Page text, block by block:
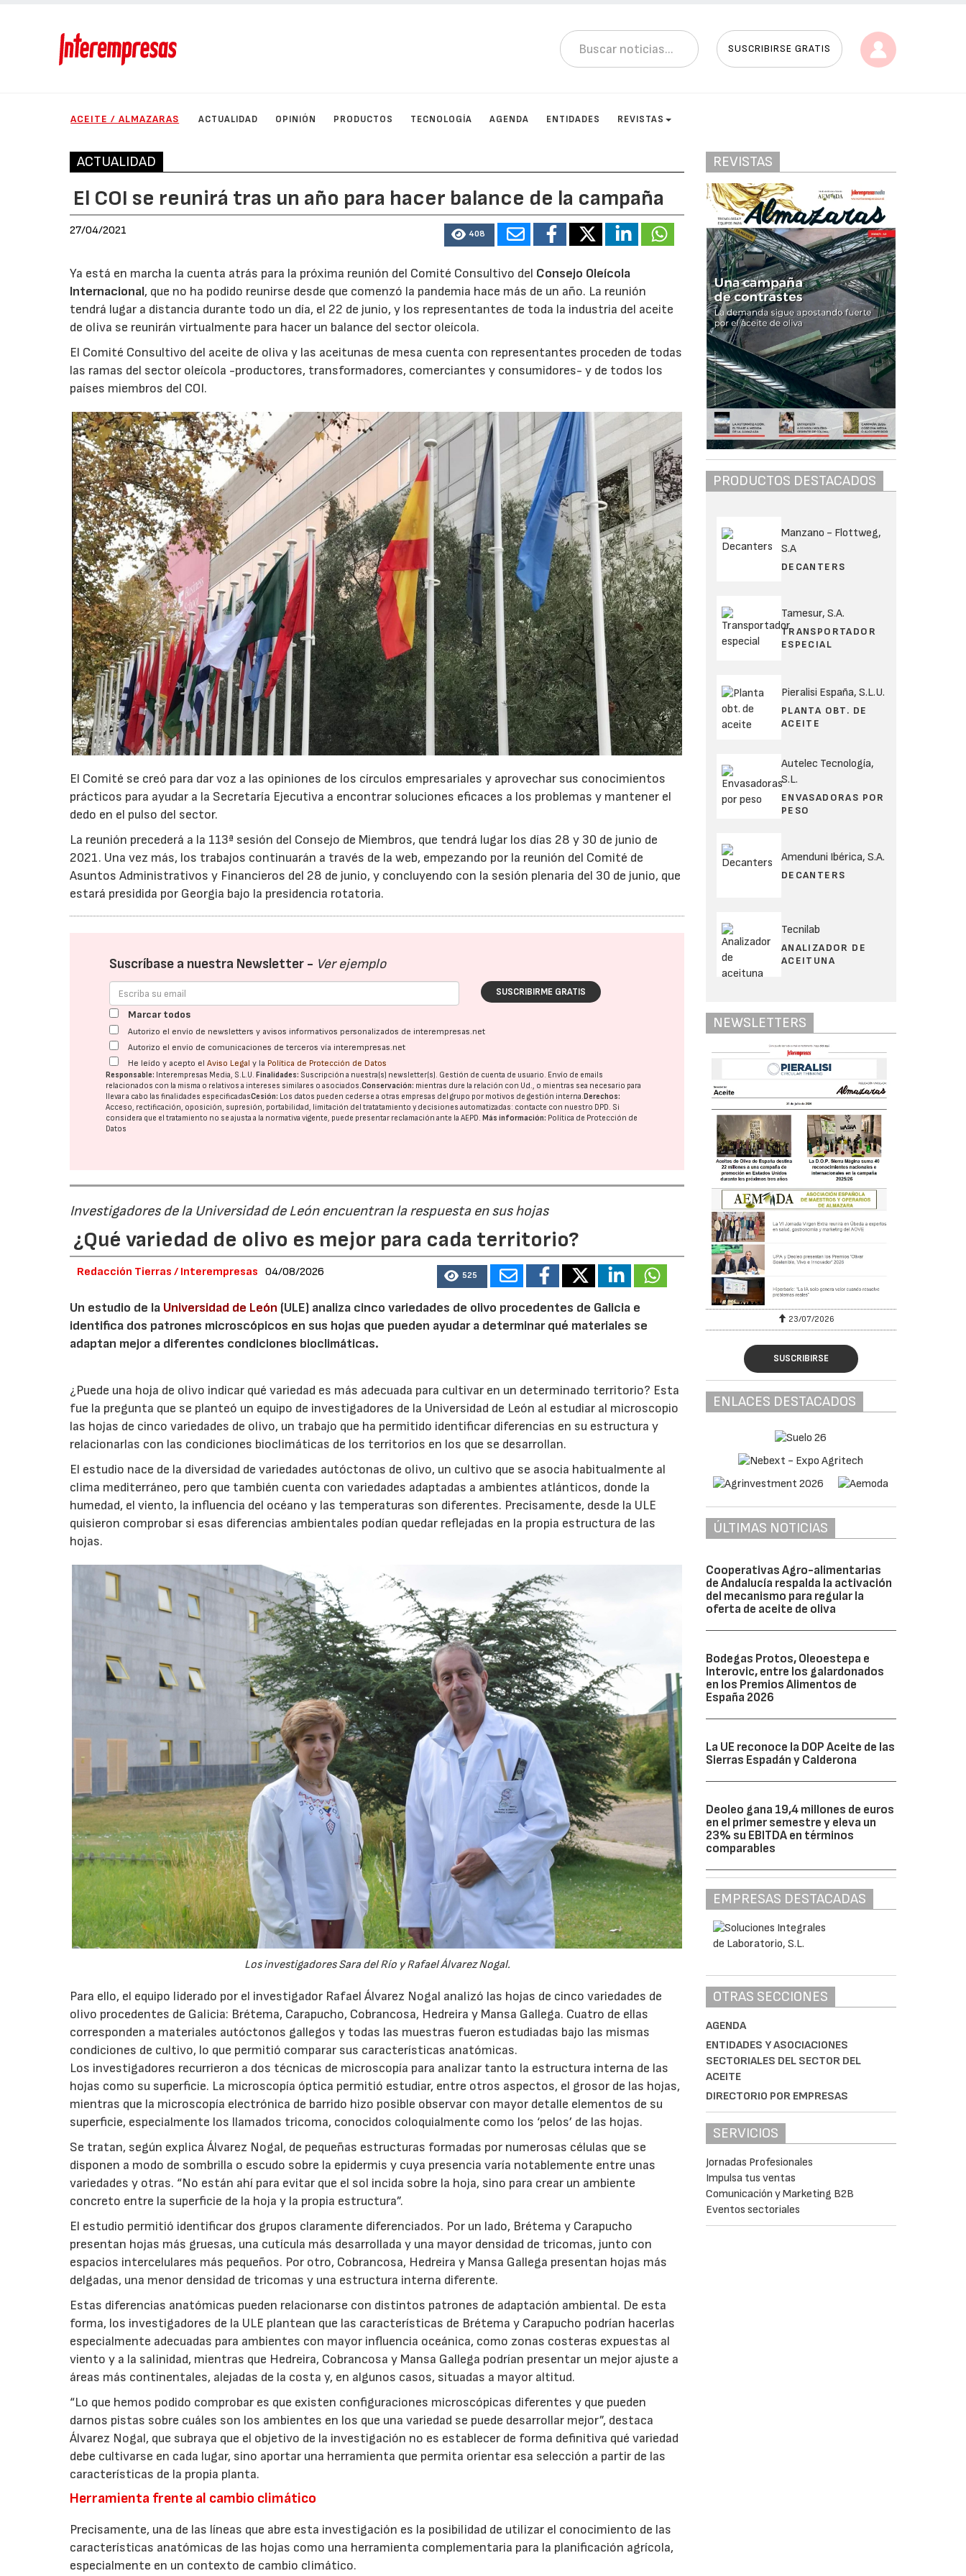
SUSCRIBIRSE GRATIS
ACEITE / ALMAZARAS ACTUALIDAD OPINIÓN PRODUCTOS TECNOLOGÍA AGENDA ENTIDADES REVISTAS
ACTUALIDAD
El COI se reunirá tras un año para hacer balance de la campaña
27/04/2021 408
Ya está en marcha la cuenta atrás para la próxima reunión del Comité Consultivo del Consejo Oleícola
Internacional, que no ha podido reunirse desde que comenzó la pandemia hace más de un año. La reunión
tendrá lugar a distancia durante todo un día, el 22 de junio, y los representantes de toda la industria del aceite
de oliva se reunirán virtualmente para hacer un balance del sector oleícola.
El Comité Consultivo del aceite de oliva y las aceitunas de mesa cuenta con representantes proceden de todas
las ramas del sector oleícola -productores, transformadores, comerciantes y consumidores- y de todos los
países miembros del COI.
El Comité se creó para dar voz a las opiniones de los círculos empresariales y aprovechar sus conocimientos
prácticos para ayudar a la Secretaría Ejecutiva a encontrar soluciones eficaces a los problemas y mantener el
dedo en el pulso del sector.
La reunión precederá a la 113ª sesión del Consejo de Miembros, que tendrá lugar los días 28 y 30 de junio de
2021. Una vez más, los trabajos continuarán a través de la web, empezando por la reunión del Comité de
Asuntos Administrativos y Financieros del 28 de junio, y concluyendo con la sesión plenaria del 30 de junio, que
estará presidida por Georgia bajo la presidencia rotatoria.
Suscríbase a nuestra Newsletter - Ver ejemplo
SUSCRIBIRME GRATIS
Marcar todos
Autorizo el envío de newsletters y avisos informativos personalizados de interempresas.net
Autorizo el envío de comunicaciones de terceros vía interempresas.net
He leído y acepto elAviso Legal y la Política de Protección de Datos
Responsable: Interempresas Media, S.L.U. Finalidades: Suscripción a nuestra(s) newsletter(s). Gestión de cuenta de usuario. Envío de emails
relacionados con la misma o relativos a intereses similares o asociados.Conservación: mientras dure la relación con Ud., o mientras sea necesario para
llevar a cabo las finalidades especificadasCesión: Los datos pueden cederse a otras empresas del grupo por motivos de gestión interna. Derechos:
Acceso, rectificación, oposición, supresión, portabilidad, limitación del tratatamiento y decisiones automatizadas: contacte con nuestro DPD. Si
considera que el tratamiento no se ajusta a la normativa vigente, puede presentar reclamación ante laAEPD. Más información: Política de Protección de
Datos
Investigadores de la Universidad de León encuentran la respuesta en sus hojas
¿Qué variedad de olivo es mejor para cada territorio?
Redacción Tierras / Interempresas 04/08/2026 525
Un estudio de la Universidad de León (ULE) analiza cinco variedades de olivo procedentes de Galicia e
identifica dos patrones microscópicos en sus hojas que pueden ayudar a determinar qué materiales se
adaptan mejor a diferentes condiciones bioclimáticas.
¿Puede una hoja de olivo indicar qué variedad es más adecuada para cultivar en un determinado territorio? Esta
fue la pregunta que se planteó un equipo de investigadores de la Universidad de León al estudiar al microscopio
las hojas de cinco variedades de olivo, un trabajo que ha permitido identificar diferencias en su estructura y
relacionarlas con las condiciones bioclimáticas de los territorios en los que se desarrollan.
El estudio nace de la diversidad de variedades autóctonas de olivo, un cultivo que se asocia habitualmente al
clima mediterráneo, pero que también cuenta con variedades adaptadas a ambientes atlánticos, donde la
humedad, el viento, la influencia del océano y las temperaturas son diferentes. Precisamente, desde la ULE
quisieron comprobar si esas diferencias ambientales podían quedar reflejadas en la propia estructura de las
hojas.
Los investigadores Sara del Río y Rafael Álvarez Nogal.
Para ello, el equipo liderado por el investigador Rafael Álvarez Nogal analizó las hojas de cinco variedades de
olivo procedentes de Galicia: Brétema, Carapucho, Cobrancosa, Hedreira y Mansa Gallega. Cuatro de ellas
corresponden a materiales autóctonos gallegos y todas las muestras fueron estudiadas bajo las mismas
condiciones de cultivo, lo que permitió comparar sus características anatómicas.
Los investigadores recurrieron a dos técnicas de microscopía para analizar tanto la estructura interna de las
hojas como su superficie. La microscopía óptica permitió estudiar, entre otros aspectos, el grosor de las hojas,
mientras que la microscopía electrónica de barrido hizo posible observar con mayor detalle elementos de su
superficie, especialmente los llamados tricoma, conocidos coloquialmente como los ‘pelos’ de las hojas.
Se tratan, según explica Álvarez Nogal, de pequeñas estructuras formadas por numerosas células que se
disponen a modo de sombrilla o escudo sobre la epidermis y cuya presencia varía notablemente entre unas
variedades y otras. “No están ahí para evitar que el sol incida sobre la hoja, sino para crear un ambiente
concreto entre la superficie de la hoja y la propia estructura”.
El estudio permitió identificar dos grupos claramente diferenciados. Por un lado, Brétema y Carapucho
presentan hojas más gruesas, una cutícula más desarrollada y una mayor densidad de tricomas, junto con
espacios intercelulares más pequeños. Por otro, Cobrancosa, Hedreira y Mansa Gallega presentan hojas más
delgadas, una menor densidad de tricomas y una estructura interna diferente.
Estas diferencias anatómicas pueden relacionarse con distintos patrones de adaptación ambiental. De esta
forma, los investigadores de la ULE plantean que las características de Brétema y Carapucho podrían hacerlas
especialmente adecuadas para ambientes con mayor influencia oceánica, como zonas costeras expuestas al
viento y a la salinidad, mientras que Hedreira, Cobrancosa y Mansa Gallega podrían presentar un mejor ajuste a
áreas más continentales, alejadas de la costa y, en algunos casos, situadas a mayor altitud.
“Lo que hemos podido comprobar es que existen configuraciones microscópicas diferentes y que pueden
darnos pistas sobre cuáles son los ambientes en los que una variedad se puede desarrollar mejor”, destaca
Álvarez Nogal, que subraya que el objetivo de la investigación no es establecer de forma definitiva qué variedad
debe cultivarse en cada lugar, sino aportar una herramienta que permita orientar esa selección a partir de las
características de la propia planta.
Herramienta frente al cambio climático
Precisamente, una de las líneas que abre esta investigación es la posibilidad de utilizar el conocimiento de las
características anatómicas de las hojas como una herramienta complementaria para la planificación agrícola,
especialmente en un contexto de cambio climático.
REVISTAS
PRODUCTOS DESTACADOS
Manzano - Flottweg,
S.A
DECANTERS
Tamesur, S.A.
TRANSPORTADOR
ESPECIAL
Pieralisi España, S.L.U.
PLANTA OBT. DE
ACEITE
Autelec Tecnología,
S.L.
ENVASADORAS POR
PESO
Amenduni Ibérica, S.A.
DECANTERS
Tecnilab
ANALIZADOR DE
ACEITUNA
NEWSLETTERS
23/07/2026 30/07/2026 23/07/2026
SUSCRIBIRSE
ENLACES DESTACADOS
ÚLTIMAS NOTICIAS
Cooperativas Agro-alimentarias
de Andalucía respalda la activación
del mecanismo para regular la
oferta de aceite de oliva
Bodegas Protos, Oleoestepa e
Interovic, entre los galardonados
en los Premios Alimentos de
España 2026
La UE reconoce la DOP Aceite de las
Sierras Espadán y Calderona
Deoleo gana 19,4 millones de euros
en el primer semestre y eleva un
23% su EBITDA en términos
comparables
EMPRESAS DESTACADAS
OTRAS SECCIONES
AGENDA
ENTIDADES Y ASOCIACIONES
SECTORIALES DEL SECTOR DEL
ACEITE
DIRECTORIO POR EMPRESAS
SERVICIOS
Jornadas Profesionales
Impulsa tus ventas
Comunicación y Marketing B2B
Eventos sectoriales